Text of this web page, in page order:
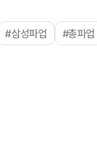
#삼성파업 #총파업